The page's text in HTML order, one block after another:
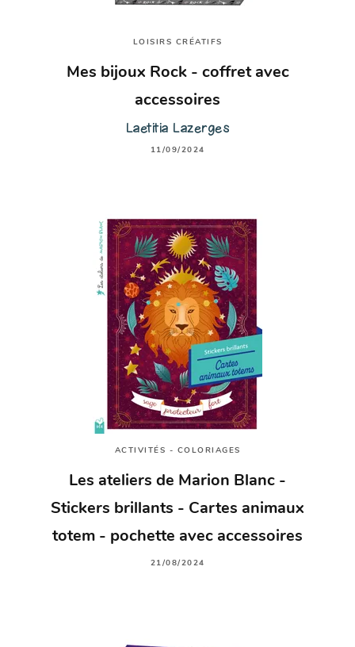
LOISIRS CRÉATIFS
Mes bijoux Rock - coffret avec
accessoires
Laetitia Lazerges
11/09/2024
ACTIVITÉS - COLORIAGES
Les ateliers de Marion Blanc -
Stickers brillants - Cartes animaux
totem - pochette avec accessoires
21/08/2024